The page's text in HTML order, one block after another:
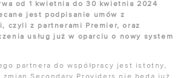
od 1 kwietnia do 30 kwietnia 2024
jest podpisanie umów z
czyli z partnerami Premier, oraz
usług już w oparciu o nowy system
partnera do współpracy jest istotny,